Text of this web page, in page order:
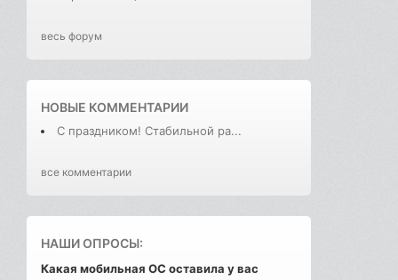
весь форум
НОВЫЕ КОММЕНТАРИИ
С праздником! Стабильной ра...
все комментарии
НАШИ ОПРОСЫ:
Какая мобильная ОС оставила у вас